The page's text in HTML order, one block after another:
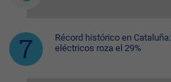
Récord histórico en
eléctricos roza el 29%